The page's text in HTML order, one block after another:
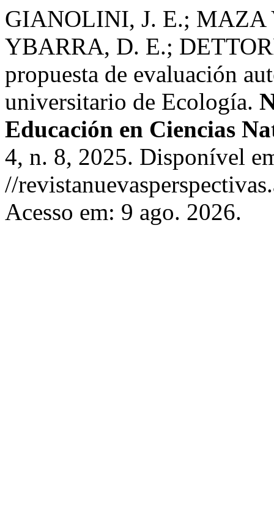
GIANOLINI, J. E.; MAZA
YBARRA, D. E.;
propuesta de evaluación
universitario de Ecología.
Educación en Ciencias
4, n. 8, 2025. Disponível
//
Acesso em: 9 ago. 2026.